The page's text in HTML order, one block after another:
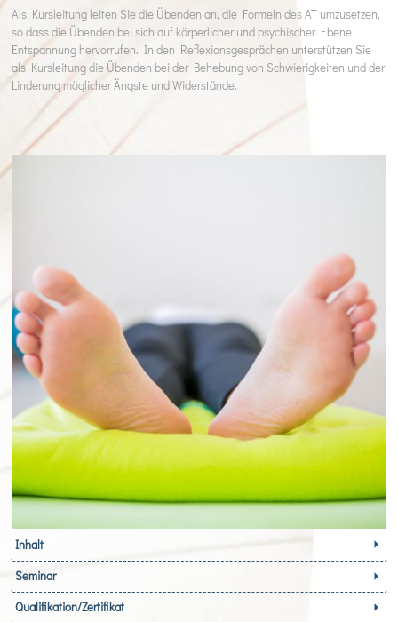
Als Kursleitung leiten Sie die Übenden an, die Formeln des AT umzusetzen,
so dass die Übenden bei sich auf körperlicher und psychischer Ebene
Entspannung hervorrufen. In den Reflexionsgesprächen unterstützen Sie
als Kursleitung die Übenden bei der Behebung von Schwierigkeiten und der
Linderung möglicher Ängste und Widerstände.
Inhalt
Seminar
Qualifikation/Zertifikat